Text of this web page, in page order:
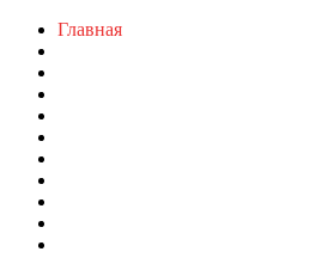
Главная